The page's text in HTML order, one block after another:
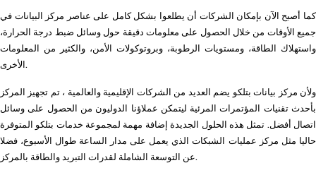
كما أصبح الآن بإمكان الشركات أن يطلعوا بشكل كامل على عناصر مركز البيانات في
جميع الأوقات من خلال الحصول على معلومات دقيقة حول وسائل ضبط درجة الحرارة،
واستهلاك الطاقة، ومستويات الرطوبة، وبروتوكولات الأمن، والكثير من المعلومات
الأخرى.
ولأن مركز بيانات بتلكو يضم العديد من الشركات الإقليمية والعالمية ، تم تجهيز المركز
بأحدث تقنيات المؤتمرات المرئية ليتمكن عملاؤنا الدوليون من الحصول على وسائل
اتصال أفضل. تمثل هذه الحلول الجديدة إضافة مهمة لمجموعة خدمات بتلكو المتوفرة
حاليا مثل مركز عمليات الشبكات الذي يعمل على مدار الساعة طوال الأسبوع، فضلا
عن التوسعة الشاملة لقدرات التبريد والطاقة بالمركز.